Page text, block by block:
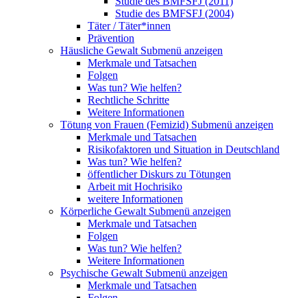
Studie des BMFSFJ (2004)
Täter / Täter*innen
Prävention
Häusliche Gewalt Submenü anzeigen
Merkmale und Tatsachen
Folgen
Was tun? Wie helfen?
Rechtliche Schritte
Weitere Informationen
Tötung von Frauen (Femizid) Submenü anzeigen
Merkmale und Tatsachen
Risikofaktoren und Situation in Deutschland
Was tun? Wie helfen?
öffentlicher Diskurs zu Tötungen
Arbeit mit Hochrisiko
weitere Informationen
Körperliche Gewalt Submenü anzeigen
Merkmale und Tatsachen
Folgen
Was tun? Wie helfen?
Weitere Informationen
Psychische Gewalt Submenü anzeigen
Merkmale und Tatsachen